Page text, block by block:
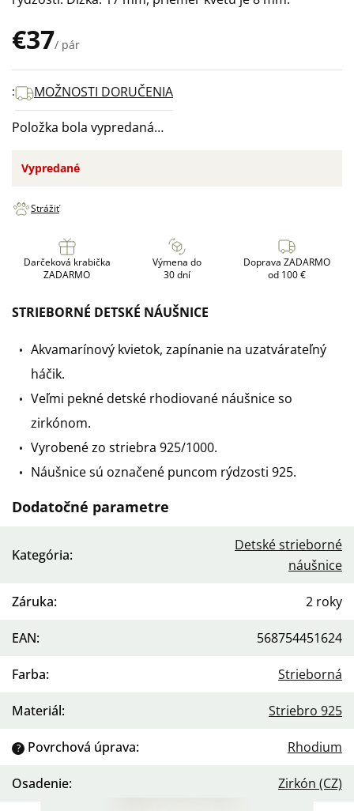
€37/ pár
Jednotková
cena:
Vypredané
MOŽNOSTI DORUČENIA
Položka bola vypredaná…
Strážiť
Darčeková krabička
ZADARMO
Výmena do
30 dní
Doprava ZADARMO
od 100 €
STRIEBORNÉ DETSKÉ NÁUŠNICE
Akvamarínový kvietok, zapínanie na uzatvárateľný
háčik.
Veľmi pekné detské rhodiované náušnice so
zirkónom.
Vyrobené zo striebra 925/1000.
Náušnice sú označené puncom rýdzosti 925.
Dodatočné parametre
Kategória:
Detské strieborné
náušnice
Záruka: 2 roky
EAN: 568754451624
Farba: Strieborná
Materiál: Striebro 925
? Povrchová úprava: Rhodium
Osadenie: Zirkón (CZ)